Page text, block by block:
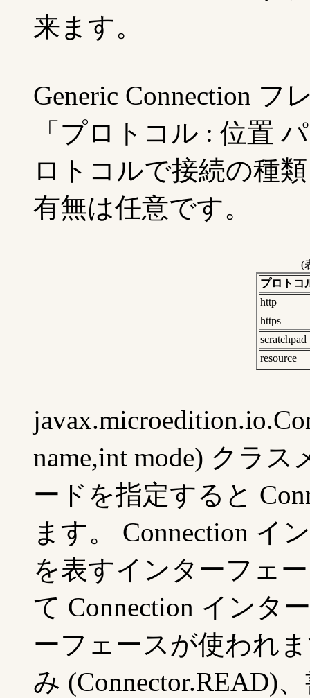
来ます。
Generic Connection
「プロトコル : 位置
ロトコルで接続の種
有無は任意です。
プロトコ
http
https
scratchpad
resource
(
name,int mode) クラ
ードを指定すると
ます。 Connection イ
を表すインターフェ
て Connection インタ
ーフェースが使われ
み (Connector.READ)